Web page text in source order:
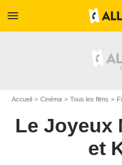
menu
Accueil Cinéma Tous les films
Le Joyeux
et